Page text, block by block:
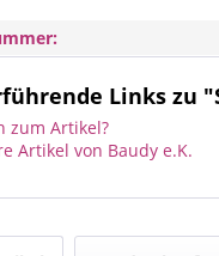
Links zu
zum Artikel?
Artikel von Baudy e.K.